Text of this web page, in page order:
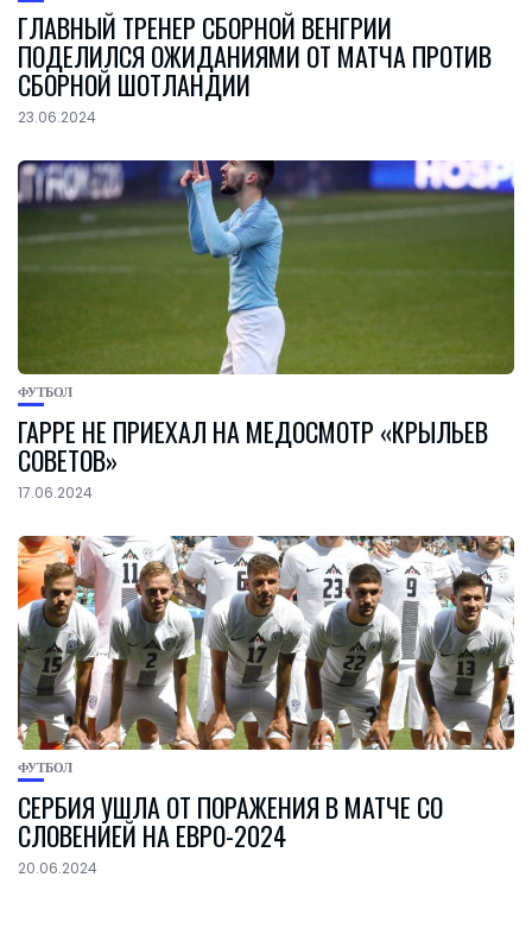
ГЛАВНЫЙ ТРЕНЕР СБОРНОЙ ВЕНГРИИ
ПОДЕЛИЛСЯ ОЖИДАНИЯМИ ОТ МАТЧА ПРОТИВ
СБОРНОЙ ШОТЛАНДИИ
23.06.2024
ФУТБОЛ
ГАРРЕ НЕ ПРИЕХАЛ НА МЕДОСМОТР «КРЫЛЬЕВ
СОВЕТОВ»
17.06.2024
ФУТБОЛ
СЕРБИЯ УШЛА ОТ ПОРАЖЕНИЯ В МАТЧЕ СО
СЛОВЕНИЕЙ НА ЕВРО-2024
20.06.2024